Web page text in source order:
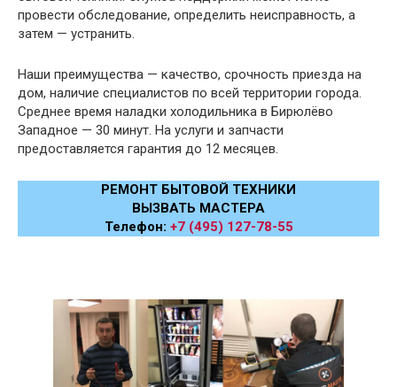
провести обследование, определить неисправность, а
затем — устранить.
Наши преимущества — качество, срочность приезда на
дом, наличие специалистов по всей территории города.
Среднее время наладки холодильника в Бирюлёво
Западное — 30 минут. На услуги и запчасти
предоставляется гарантия до 12 месяцев.
РЕМОНТ БЫТОВОЙ ТЕХНИКИ
ВЫЗВАТЬ МАСТЕРА
Телефон: +7 (495) 127-78-55